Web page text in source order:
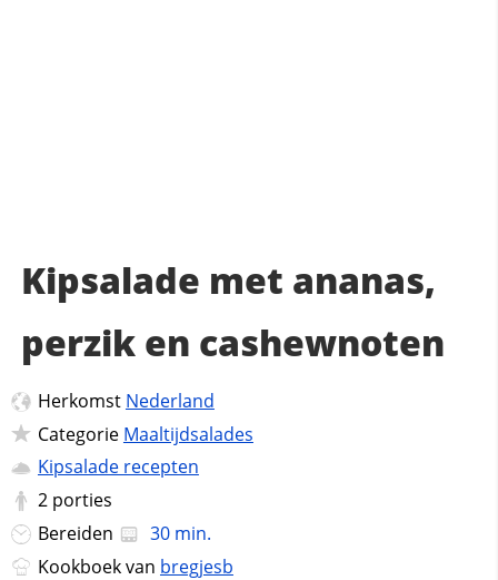
Kipsalade met ananas,
perzik en cashewnoten
Herkomst Nederland
Categorie Maaltijdsalades
Kipsalade recepten
2 porties
Bereiden
30 min.
Kookboek van bregjesb